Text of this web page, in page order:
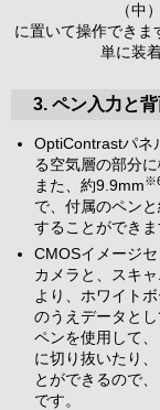
（中
に置いて操作できま
単に装
3. ペン入力と
OptiContrastパネ
る空気層の部分
また、約9.9mm
で、付属のペン
することができま
CMOSイメージ
カメラと、スキ
より、ホワイト
のうえデータと
ペンを使用して
に切り抜いたり
とができるので
です。